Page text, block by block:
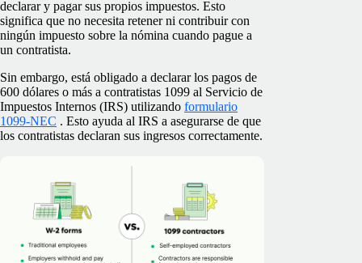
declarar y pagar sus propios impuestos. Esto
significa que no necesita retener ni contribuir con
ningún impuesto sobre la nómina cuando pague a
un contratista.
Sin embargo, está obligado a declarar los pagos de
600 dólares o más a contratistas 1099 al Servicio de
Impuestos Internos (IRS) utilizando formulario
1099-NEC . Esto ayuda al IRS a asegurarse de que
los contratistas declaran sus ingresos correctamente.